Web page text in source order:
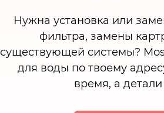
Нужна установка или
фильтра, замены
существующей системы?
для воды по твоему
время, а